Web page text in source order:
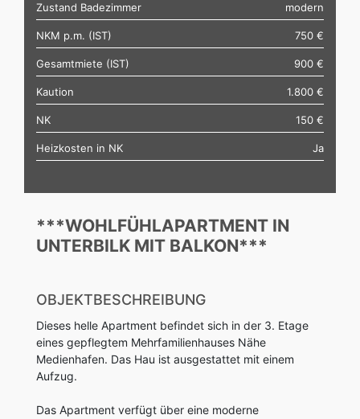
Zustand Badezimmer modern
NKM p.m. (IST) 750 €
Gesamtmiete (IST) 900 €
Kaution 1.800 €
NK 150 €
Heizkosten in NK Ja
***WOHLFÜHLAPARTMENT IN
UNTERBILK MIT BALKON***
OBJEKTBESCHREIBUNG
Dieses helle Apartment befindet sich in der 3. Etage
eines gepflegtem Mehrfamilienhauses Nähe
Medienhafen. Das Hau ist ausgestattet mit einem
Aufzug.
Das Apartment verfügt über eine moderne